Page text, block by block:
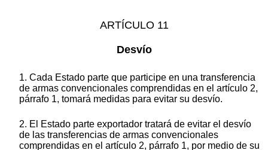
ARTÍCULO 11
Desvío
1. Cada Estado parte que participe en una transferencia
de armas convencionales comprendidas en el artículo 2,
párrafo 1, tomará medidas para evitar su desvío.
2. El Estado parte exportador tratará de evitar el desvío
de las transferencias de armas convencionales
comprendidas en el artículo 2, párrafo 1, por medio de su